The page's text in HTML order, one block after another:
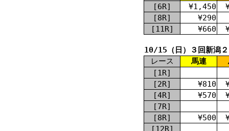
[6R]
¥1,450
[8R]
¥290
[11R]
¥660
10/15（日）３回新潟
レース
馬連
[1R]
[2R]
¥810
[4R]
¥570
[7R]
[8R]
¥500
[12R]